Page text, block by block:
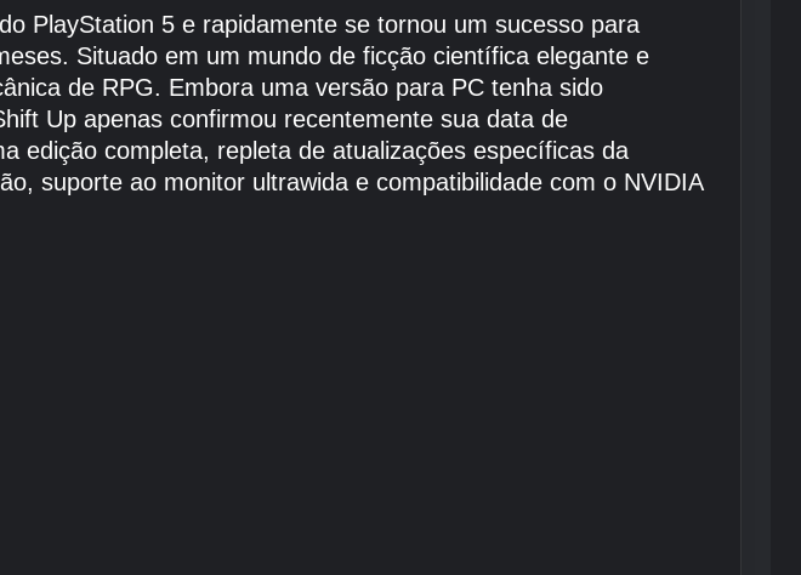
PlayStation 5 e rapidamente se tornou um sucesso para
Situado em um mundo de ficção científica elegante e
de RPG. Embora uma versão para PC tenha sido
Up apenas confirmou recentemente sua data de
edição completa, repleta de atualizações específicas da
suporte ao monitor ultrawida e compatibilidade com o NVIDIA